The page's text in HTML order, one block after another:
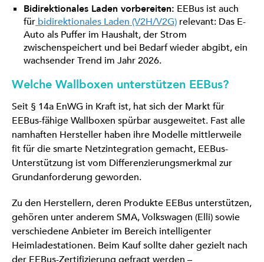
Bidirektionales Laden vorbereiten: EEBus ist auch
für bidirektionales Laden (V2H/V2G) relevant: Das E-
Auto als Puffer im Haushalt, der Strom
zwischenspeichert und bei Bedarf wieder abgibt, ein
wachsender Trend im Jahr 2026.
Welche Wallboxen unterstützen EEBus?
Seit § 14a EnWG in Kraft ist, hat sich der Markt für
EEBus-fähige Wallboxen spürbar ausgeweitet. Fast alle
namhaften Hersteller haben ihre Modelle mittlerweile
fit für die smarte Netzintegration gemacht, EEBus-
Unterstützung ist vom Differenzierungsmerkmal zur
Grundanforderung geworden.
Zu den Herstellern, deren Produkte EEBus unterstützen,
gehören unter anderem SMA, Volkswagen (Elli) sowie
verschiedene Anbieter im Bereich intelligenter
Heimladestationen. Beim Kauf sollte daher gezielt nach